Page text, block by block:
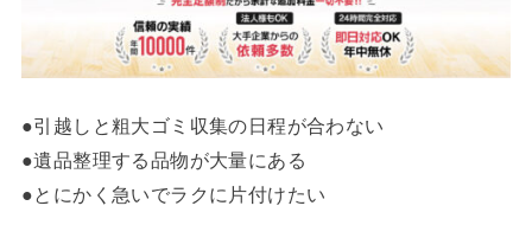
●引越しと粗大ゴミ収集の日程が合わない
●遺品整理する品物が大量にある
●とにかく急いでラクに片付けたい